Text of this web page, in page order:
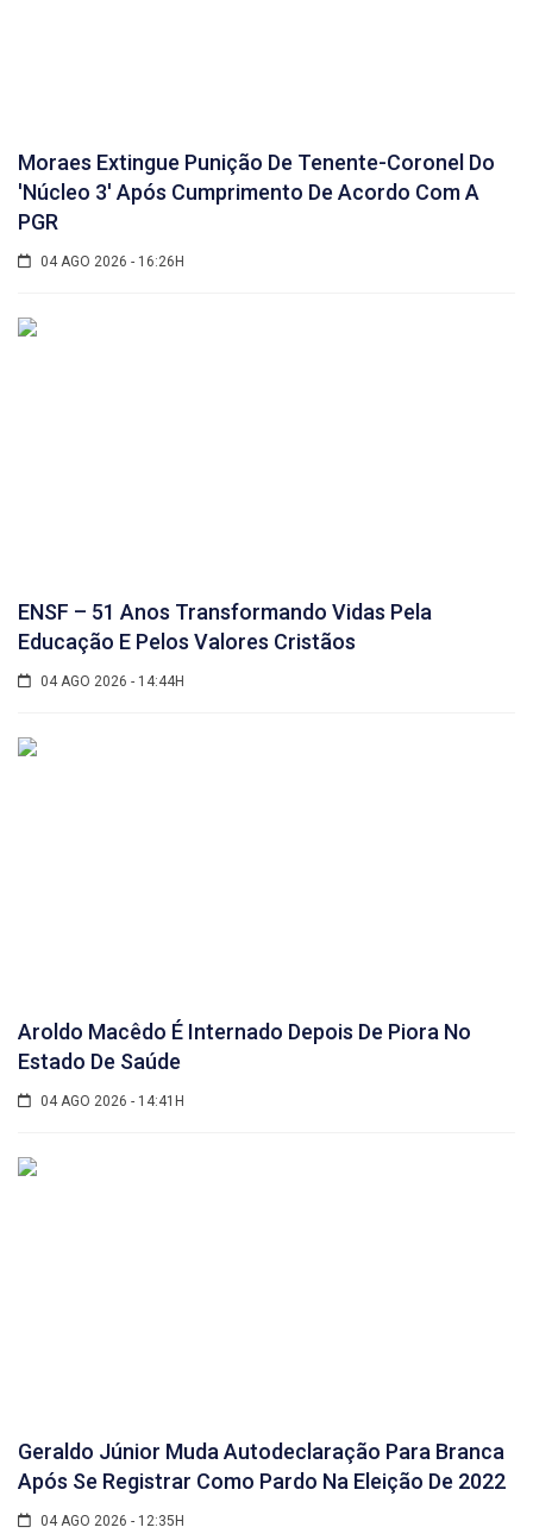
Moraes Extingue Punição De Tenente-Coronel Do
'núcleo 3' Após Cumprimento De Acordo Com A
PGR
04 AGO 2026 - 16:26H
ENSF – 51 Anos Transformando Vidas Pela
Educação E Pelos Valores Cristãos
04 AGO 2026 - 14:44H
Aroldo Macêdo É Internado Depois De Piora No
Estado De Saúde
04 AGO 2026 - 14:41H
Geraldo Júnior Muda Autodeclaração Para Branca
Após Se Registrar Como Pardo Na Eleição De 2022
04 AGO 2026 - 12:35H